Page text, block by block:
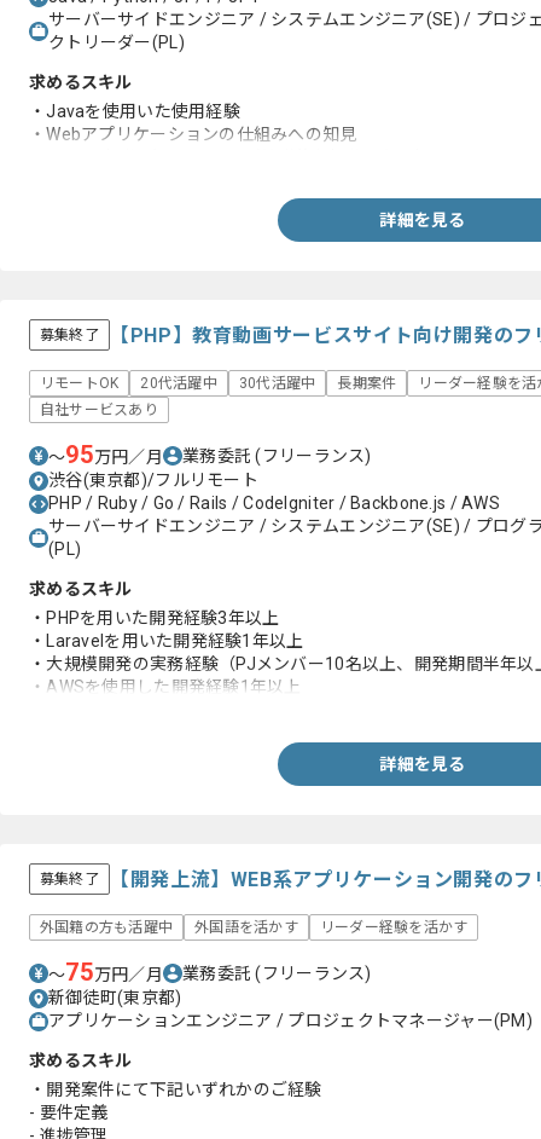
サーバーサイドエンジニア / システムエンジニア(SE) / プロジ
クトリーダー(PL)
求めるスキル
・Javaを使用いた使用経験
・Webアプリケーションの仕組みへの知見
詳細を見る
募集終了 【PHP】教育動画サービスサイト向け開発の
リモートOK 20代活躍中 30代活躍中 長期案件
リーダー経験を活
自社サービスあり
〜95万円／月 業務委託(フリーランス)
渋谷(東京都)/フルリモート
PHP / Ruby / Go / Rails / CodeIgniter / Backbone.js / AWS
サーバーサイドエンジニア / システムエンジニア(SE) / プログ
(PL)
求めるスキル
・PHPを用いた開発経験3年以上
・Laravelを用いた開発経験1年以上
・大規模開発の実務経験（PJメンバー10名以上、開発期間半年
・AWSを使用した開発経験1年以上
詳細を見る
募集終了 【開発上流】WEB系アプリケーション開発の
外国籍の方も活躍中 外国語を活かす リーダー経験を活かす
〜75万円／月 業務委託(フリーランス)
新御徒町(東京都)
アプリケーションエンジニア / プロジェクトマネージャー(PM)
求めるスキル
・開発案件にて下記いずれかのご経験
- 要件定義